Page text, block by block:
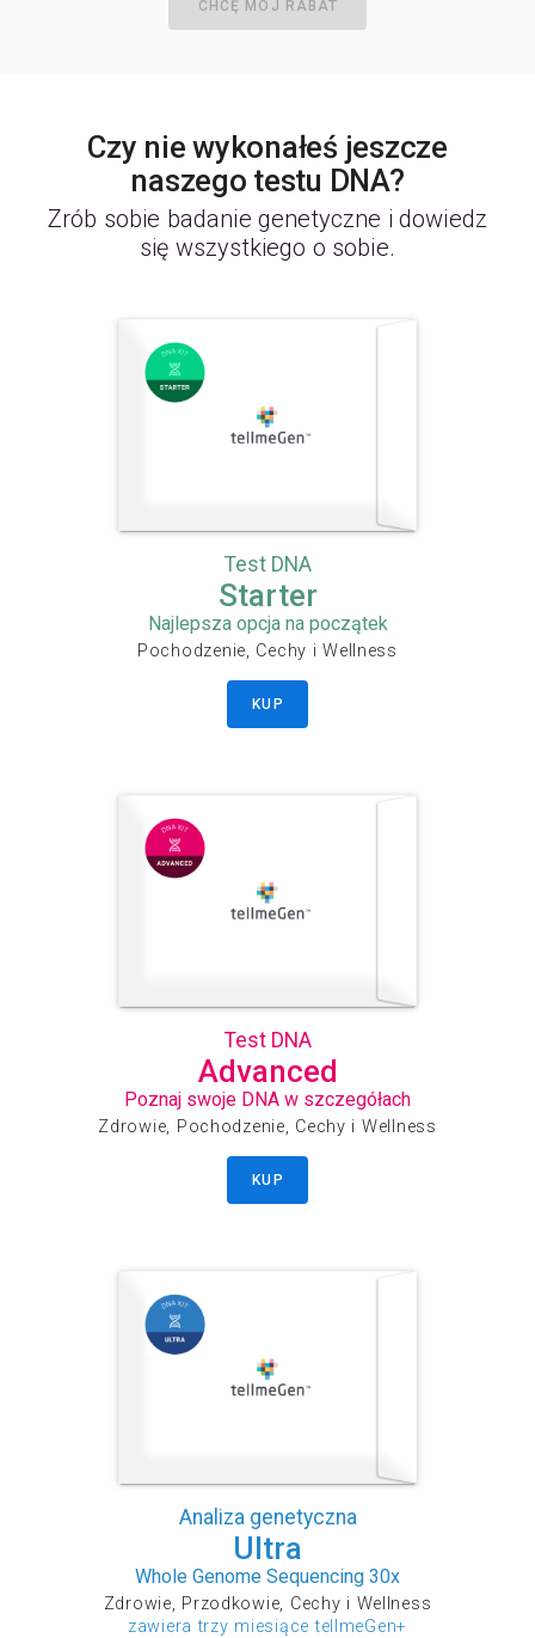
CHCĘ MÓJ RABAT
Czy nie wykonałeś jeszcze
naszego testu DNA?
Zrób sobie badanie genetyczne i dowiedz
się wszystkiego o sobie.
Test DNA
Starter
Najlepsza opcja na początek
Pochodzenie, Cechy i Wellness
KUP
Test DNA
Advanced
Poznaj swoje DNA w szczegółach
Zdrowie, Pochodzenie, Cechy i Wellness
KUP
Analiza genetyczna
Ultra
Whole Genome Sequencing 30x
Zdrowie, Przodkowie, Cechy i Wellness
zawiera trzy miesiące tellmeGen+